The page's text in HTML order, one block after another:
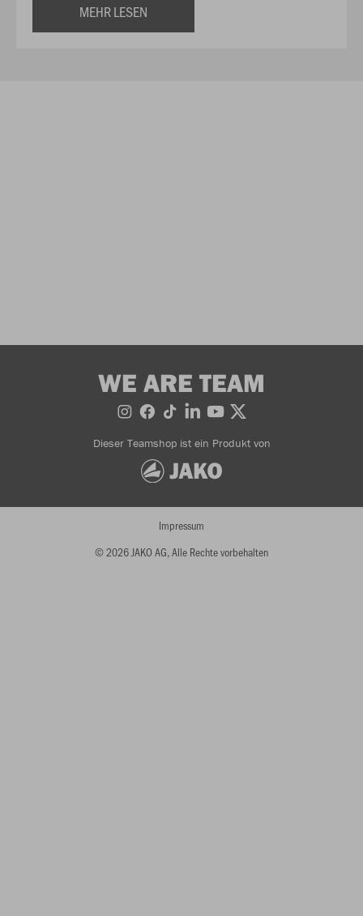
MEHR LESEN
WE ARE TEAM
Dieser Teamshop ist ein Produkt von
© 2026 JAKO AG, Alle Rechte vorbehalten
Impressum